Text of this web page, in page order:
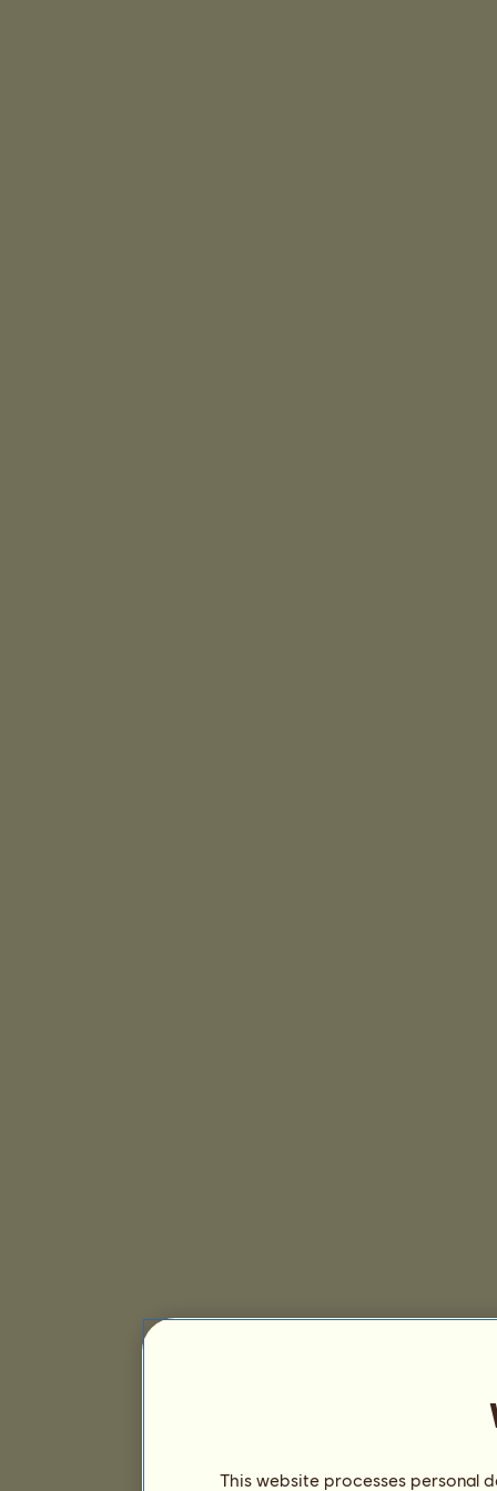
This website processes personal